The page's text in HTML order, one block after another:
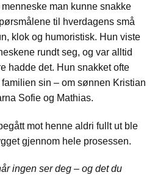
man kunne snakke
til hverdagens små
klok og humoristisk. Hun viste
rundt seg, og var alltid
hadde det. Hun snakket ofte
sin – om sønnen Kristian
Sofie og Mathias.
mot henne aldri fullt ut ble
gjennom hele prosessen.
ingen ser deg – og det du